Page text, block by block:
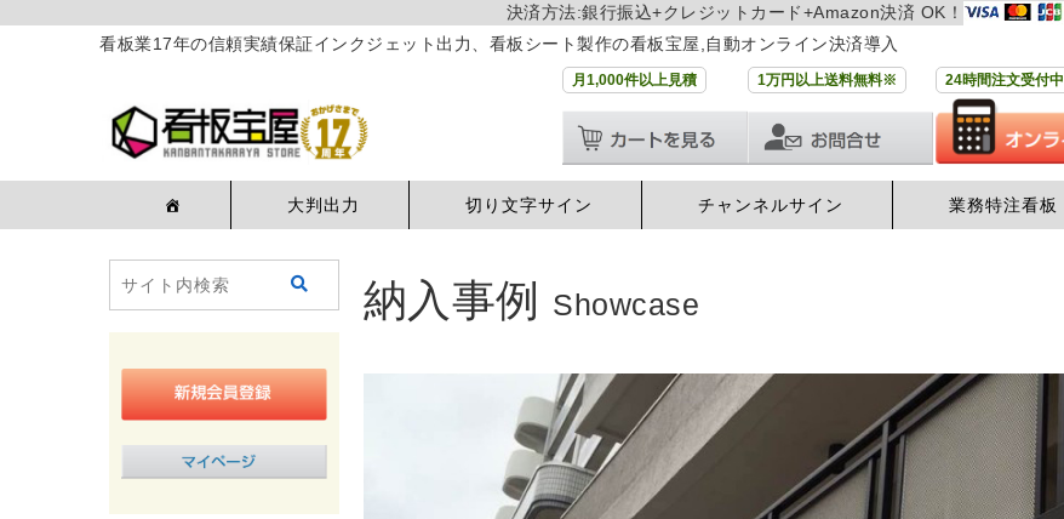
決済方法:銀行振込+クレジットカード+Amazon決済 OK！
看板業17年の信頼実績保証インクジェット出力、看板シート製作の看板宝屋,自動オンライン決済導入
月1,000件以上見積 1万円以上送料無料※ 24時間注文受付中
大判出力 切り文字サイン チャンネルサイン 業務特注看板
納入事例 Showcase